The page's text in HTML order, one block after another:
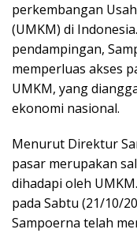
perkembangan
(UMKM) di
pendampingan,
memperluas akses
UMKM, yang
ekonomi nasional.
Menurut Direktur
pasar merupakan
dihadapi oleh
pada Sabtu (21/10/
Sampoerna telah